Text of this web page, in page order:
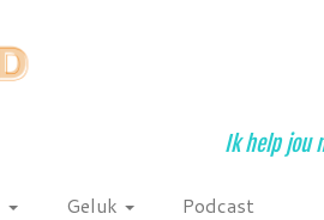
Ik help jou
Geluk
Podcast